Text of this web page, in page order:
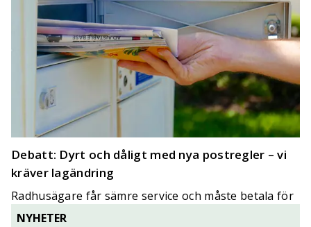
NYHETER
Debatt: Dyrt och dåligt med nya postregler – vi
kräver lagändring
Radhusägare får sämre service och måste betala för
nya postanordningar efter nya regler.